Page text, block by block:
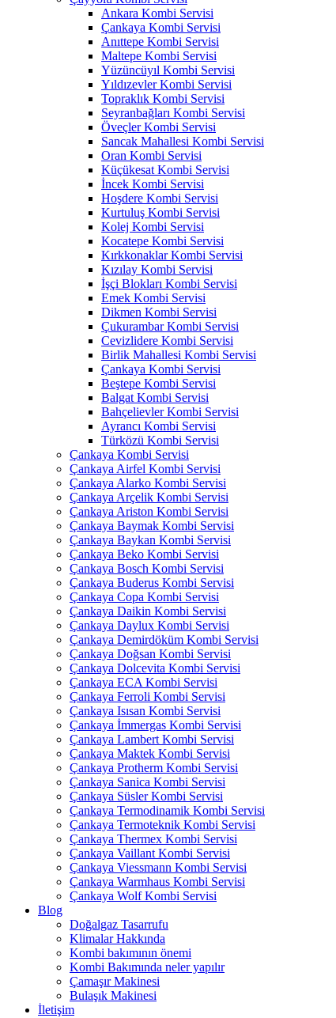
Ankara Kombi Servisi
Çankaya Kombi Servisi
Anıttepe Kombi Servisi
Maltepe Kombi Servisi
Yüzüncüyıl Kombi Servisi
Yıldızevler Kombi Servisi
Topraklık Kombi Servisi
Seyranbağları Kombi Servisi
Öveçler Kombi Servisi
Sancak Mahallesi Kombi Servisi
Oran Kombi Servisi
Küçükesat Kombi Servisi
İncek Kombi Servisi
Hoşdere Kombi Servisi
Kurtuluş Kombi Servisi
Kolej Kombi Servisi
Kocatepe Kombi Servisi
Kırkkonaklar Kombi Servisi
Kızılay Kombi Servisi
İşçi Blokları Kombi Servisi
Emek Kombi Servisi
Dikmen Kombi Servisi
Çukurambar Kombi Servisi
Cevizlidere Kombi Servisi
Birlik Mahallesi Kombi Servisi
Çankaya Kombi Servisi
Beştepe Kombi Servisi
Balgat Kombi Servisi
Bahçelievler Kombi Servisi
Ayrancı Kombi Servisi
Türközü Kombi Servisi
Çankaya Kombi Servisi
Çankaya Airfel Kombi Servisi
Çankaya Alarko Kombi Servisi
Çankaya Arçelik Kombi Servisi
Çankaya Ariston Kombi Servisi
Çankaya Baymak Kombi Servisi
Çankaya Baykan Kombi Servisi
Çankaya Beko Kombi Servisi
Çankaya Bosch Kombi Servisi
Çankaya Buderus Kombi Servisi
Çankaya Copa Kombi Servisi
Çankaya Daikin Kombi Servisi
Çankaya Daylux Kombi Servisi
Çankaya Demirdöküm Kombi Servisi
Çankaya Doğsan Kombi Servisi
Çankaya Dolcevita Kombi Servisi
Çankaya ECA Kombi Servisi
Çankaya Ferroli Kombi Servisi
Çankaya Isısan Kombi Servisi
Çankaya İmmergas Kombi Servisi
Çankaya Lambert Kombi Servisi
Çankaya Maktek Kombi Servisi
Çankaya Protherm Kombi Servisi
Çankaya Sanica Kombi Servisi
Çankaya Süsler Kombi Servisi
Çankaya Termodinamik Kombi Servisi
Çankaya Termoteknik Kombi Servisi
Çankaya Thermex Kombi Servisi
Çankaya Vaillant Kombi Servisi
Çankaya Viessmann Kombi Servisi
Çankaya Warmhaus Kombi Servisi
Çankaya Wolf Kombi Servisi
Blog
Doğalgaz Tasarrufu
Klimalar Hakkında
Kombi bakımının önemi
Kombi Bakımında neler yapılır
Çamaşır Makinesi
Bulaşık Makinesi
İletişim